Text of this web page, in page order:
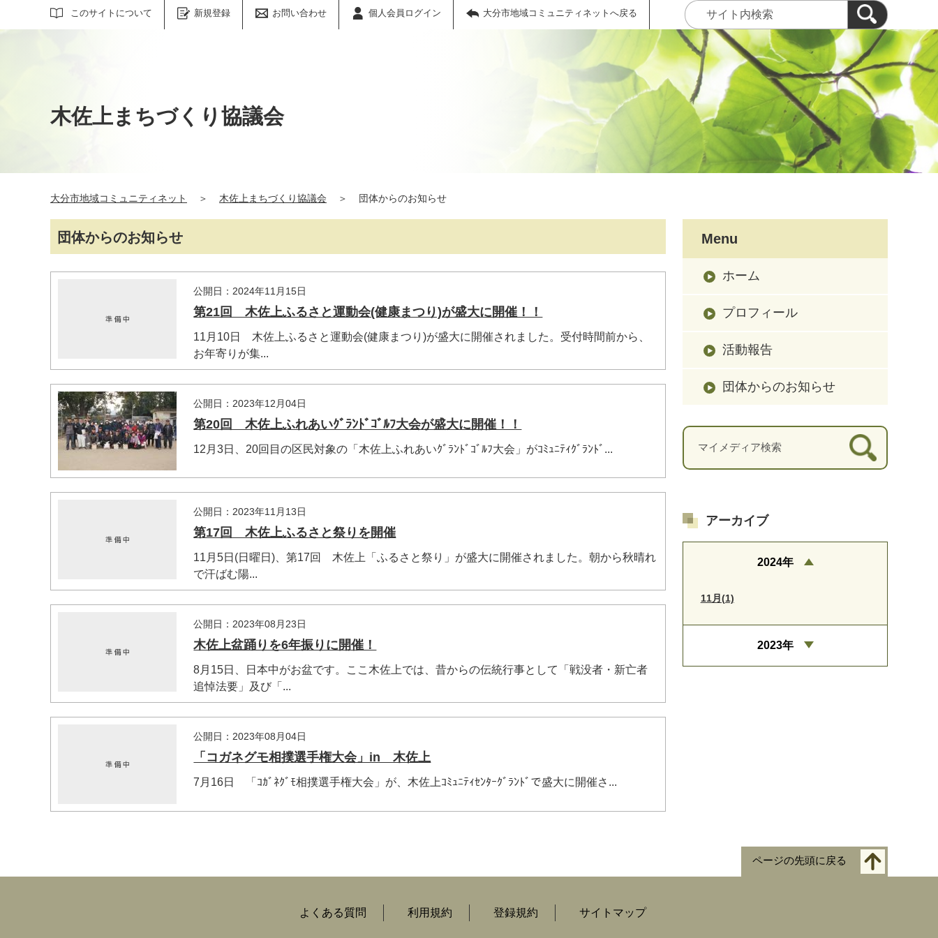
このサイトについて 新規登録 お問い合わせ 個人会員ログイン 大分市地域コミュニティネットへ戻る
サイト内検索
木佐上まちづくり協議会
大分市地域コミュニティネット ＞ 木佐上まちづくり協議会 ＞ 団体からのお知らせ
団体からのお知らせ
公開日：2024年11月15日
第21回 木佐上ふるさと運動会(健康まつり)が盛大に開催！！
11月10日 木佐上ふるさと運動会(健康まつり)が盛大に開催されました。受付時間前から、
お年寄りが集...
公開日：2023年12月04日
第20回 木佐上ふれあいｸﾞﾗﾝﾄﾞｺﾞﾙﾌ大会が盛大に開催！！
12月3日、20回目の区民対象の「木佐上ふれあいｸﾞﾗﾝﾄﾞｺﾞﾙﾌ大会」がｺﾐｭﾆﾃｨｸﾞﾗﾝﾄﾞ...
公開日：2023年11月13日
第17回 木佐上ふるさと祭りを開催
11月5日(日曜日)、第17回 木佐上「ふるさと祭り」が盛大に開催されました。朝から秋晴れ
で汗ばむ陽...
公開日：2023年08月23日
木佐上盆踊りを6年振りに開催！
8月15日、日本中がお盆です。ここ木佐上では、昔からの伝統行事として「戦没者・新亡者
追悼法要」及び「...
公開日：2023年08月04日
「コガネグモ相撲選手権大会」in 木佐上
7月16日 「ｺｶﾞﾈｸﾞﾓ相撲選手権大会」が、木佐上ｺﾐｭﾆﾃｨｾﾝﾀｰｸﾞﾗﾝﾄﾞで盛大に開催さ...
Menu
ホーム
プロフィール
活動報告
団体からのお知らせ
マイメディア検索
アーカイブ
2024年
11月(1)
2023年
ページの先頭に戻る
よくある質問 利用規約 登録規約 サイトマップ